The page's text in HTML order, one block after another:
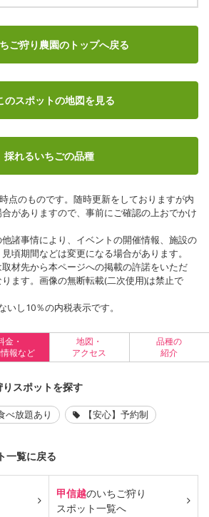
ご狩り農園のトップへ戻る
のスポットの地図を見る
採れるいちごの品種
点のものです。随時更新をしておりますが内
がありますので、事前にご確認の上おでかけ
諸事情により、イベントの開催情報、施設の
頃期間などは変更になる場合があります。
材先から本ページへの掲載の許諾をいただ
ます。画像の無断転載(二次使用)は禁止で
し10％の内税表示です。
金・
報など
地図・
アクセス
品種の
紹介
スポットを探す
べ放題あり 【安心】予約制
一覧に戻る
甲信越のいちご狩り
スポット一覧へ